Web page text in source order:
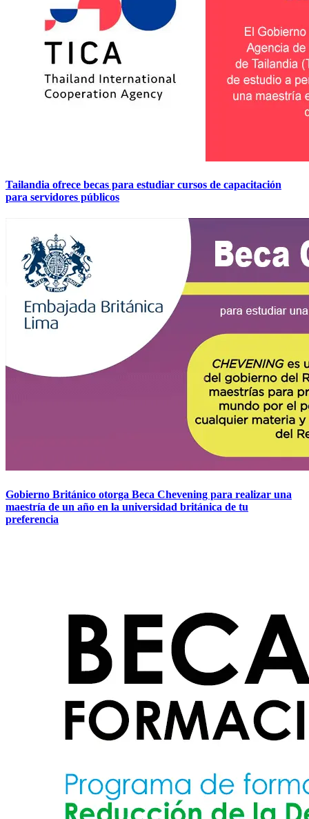
Tailandia ofrece becas para estudiar cursos de capacitación
para servidores públicos
Gobierno Británico otorga Beca Chevening para realizar una
maestría de un año en la universidad británica de tu
preferencia